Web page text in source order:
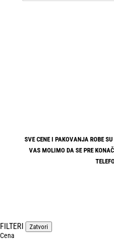
SVE CENE I PAKOVANJA ROBE
VAS MOLIMO DA SE PRE
FILTERI Zatvori
Cena